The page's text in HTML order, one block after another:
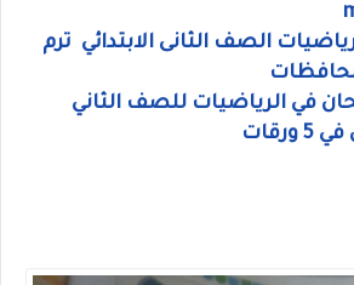
الصف الثانى الابتدائي ترم
في الرياضيات للصف الثاني